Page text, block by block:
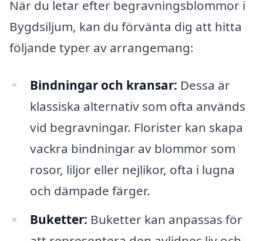
När du letar efter begravningsblommor i
Bygdsiljum, kan du förvänta dig att hitta
följande typer av arrangemang:
Bindningar och kransar: Dessa är
klassiska alternativ som ofta används
vid begravningar. Florister kan skapa
vackra bindningar av blommor som
rosor, liljor eller nejlikor, ofta i lugna
och dämpade färger.
Buketter: Buketter kan anpassas för